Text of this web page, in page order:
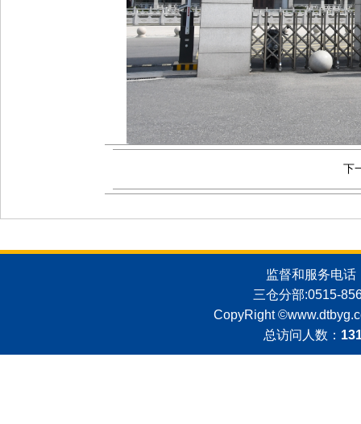
下
监督和服务电
三仓分部:0515-
CopyRight ©
总访问人数：